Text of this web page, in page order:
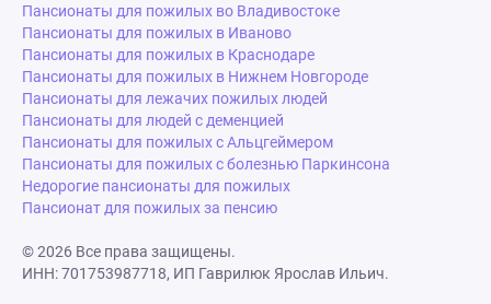
Пансионаты для пожилых во Владивостоке
Пансионаты для пожилых в Иваново
Пансионаты для пожилых в Краснодаре
Пансионаты для пожилых в Нижнем Новгороде
Пансионаты для лежачих пожилых людей
Пансионаты для людей с деменцией
Пансионаты для пожилых с Альцгеймером
Пансионаты для пожилых с болезнью Паркинсона
Недорогие пансионаты для пожилых
Пансионат для пожилых за пенсию
© 2026 Все права защищены.
ИНН: 701753987718, ИП Гаврилюк Ярослав Ильич.